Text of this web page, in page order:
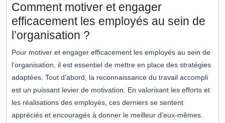
Comment motiver et engager
efficacement les employés au sein de
l’organisation ?
Pour motiver et engager efficacement les employés au sein de
l’organisation, il est essentiel de mettre en place des stratégies
adaptées. Tout d’abord, la reconnaissance du travail accompli
est un puissant levier de motivation. En valorisant les efforts et
les réalisations des employés, ces derniers se sentent
appréciés et encouragés à donner le meilleur d’eux-mêmes.